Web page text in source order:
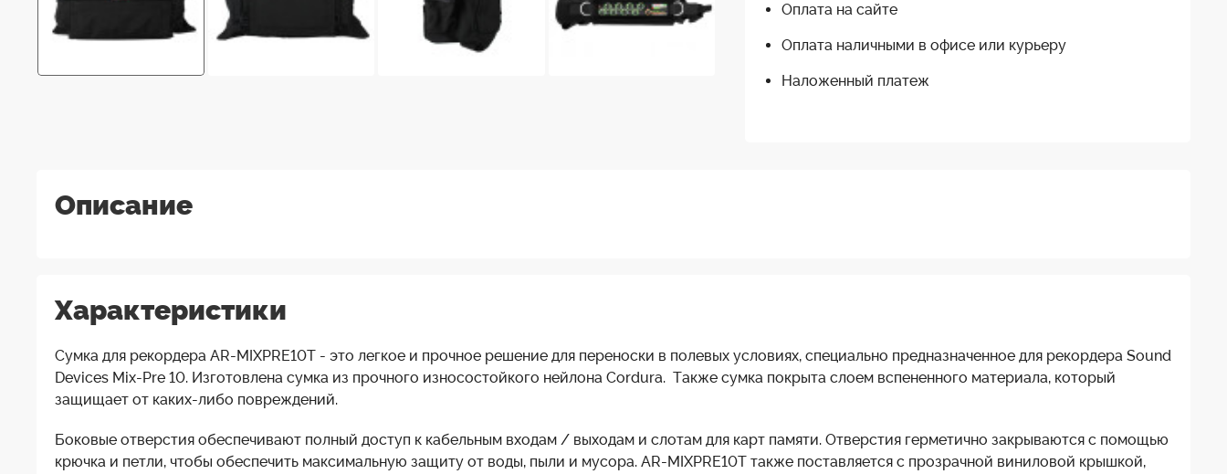
Оплата на сайте
Оплата наличными в офисе или курьеру
Наложенный платеж
Описание
Характеристики
Сумка для рекордера AR-MIXPRE10T - это легкое и прочное решение для переноски в полевых условиях, специально предназначенное для рекордера Sound
Devices Mix-Pre 10. Изготовлена сумка из прочного износостойкого нейлона Cordura. Также сумка покрыта слоем вспененного материала, который
защищает от каких-либо повреждений.
Боковые отверстия обеспечивают полный доступ к кабельным входам / выходам и слотам для карт памяти. Отверстия герметично закрываются с помощью
крючка и петли, чтобы обеспечить максимальную защиту от воды, пыли и мусора. AR-MIXPRE10T также поставляется с прозрачной виниловой крышкой,